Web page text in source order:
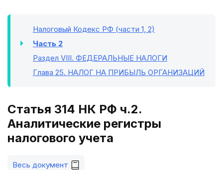
Налоговый Кодекс РФ (части 1, 2)
Часть 2
Раздел VIII. ФЕДЕРАЛЬНЫЕ НАЛОГИ
Глава 25. НАЛОГ НА ПРИБЫЛЬ ОРГАНИЗАЦИЙ
Статья 314 НК РФ ч.2.
Аналитические регистры
налогового учета
Весь документ